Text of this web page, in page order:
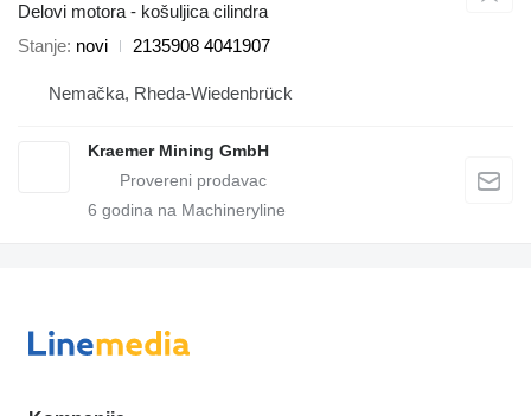
Delovi motora - košuljica cilindra
Stanje novi 2135908 4041907
Nemačka, Rheda-Wiedenbrück
Kraemer Mining GmbH
6 godina na Machineryline